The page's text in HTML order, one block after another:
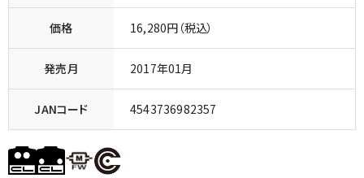
価格 16,280円（税込）
発売月 2017年01月
JANコード 4543736982357